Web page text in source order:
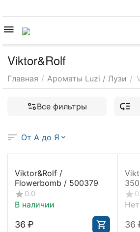
Viktor&Rolf
Главная / Ароматы Luzi / Лузи /
Все фильтры
От А до Я
Viktor&Rolf /
Flowerbomb / 500379
0.0
В наличии
‍36‍ ₽ ‍36‍